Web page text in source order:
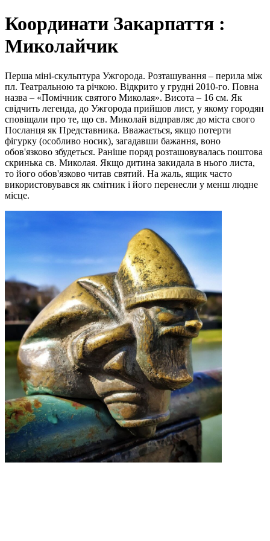
Координати Закарпаття :
Миколайчик
Перша міні-скульптура Ужгорода. Розташування – перила між
пл. Театральною та річкою. Відкрито у грудні 2010-го. Повна
назва – «Помічник святого Миколая». Висота – 16 см. Як
свідчить легенда, до Ужгорода прийшов лист, у якому городян
сповіщали про те, що св. Миколай відправляє до міста свого
Посланця як Представника. Вважається, якщо потерти
фігурку (особливо носик), загадавши бажання, воно
обов'язково збудеться. Раніше поряд розташовувалась поштова
скринька св. Миколая. Якщо дитина закидала в нього листа,
то його обов'язково читав святий. На жаль, ящик часто
використовувався як смітник і його перенесли у менш людне
місце.